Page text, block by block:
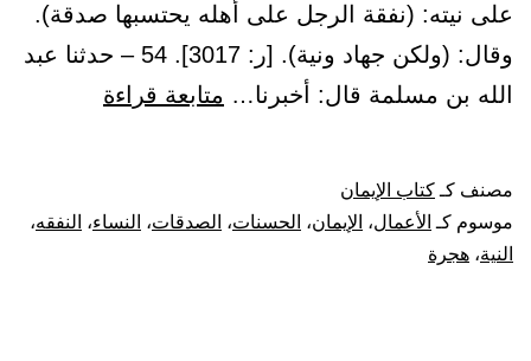
على نيته: (نفقة الرجل على أهله يحتسبها صدقة).
وقال: (ولكن جهاد ونية). [ر: 3017]. 54 – حدثنا عبد
الله بن مسلمة قال: أخبرنا… متابعة قراءة
أن
مصنف كـكتاب الإيمان
موسوم كـ الأعمال، الإيمان، الحسنات، الصدقات، النساء، النفقه،
النية، هجرة